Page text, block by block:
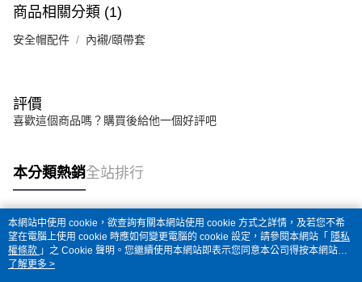
商品相關分類 (1)
安全帽配件 內襯/頤帶套
評價
喜歡這個商品嗎？購買後給他一個好評吧
本分類熱銷全站排行
熱門標籤
本網站中使用 cookie，欲查詢有關本網站使用 cookie 方式之詳情，及若您不希
望在電腦上使用 cookie 時應如何變更電腦的 cookie 設定，請參閱本網站「 隱私
權條款 」之 Cookie 聲明。您繼續使用本網站即表示您同意本公司得按本網站使
用條款之 Cookie 聲明使用 cookie。
了解更多 >